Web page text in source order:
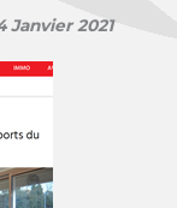
Janvier 2021